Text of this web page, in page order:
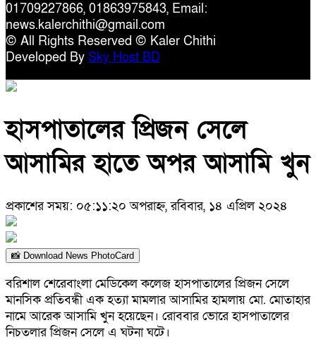
01709227866, 01863975843, Email:
news.kalerchithi@gmail.com
© All Rights Reserved © Kaler Chithi
Developed By Sky Host BD
হাসপাতালের প্রিজন সেলে
আসামির হাতে অপর আসামি খুন
প্রকাশের সময়: ০৫:১১:২০ অপরাহ্ন, রবিবার, ১৪ এপ্রিল ২০২৪
📸 Download News PhotoCard
বরিশাল শেরেবাংলা মেডিকেল কলেজ হাসপাতালের প্রিজন সেলে
মানসিক প্রতিবন্ধী এক হত্যা মামলার আসামির হামলায় মো. মোতাহার
নামে আরেক আসামি খুন হয়েছেন। রোববার ভোরে হাসপাতালের
নিচতলার প্রিজন সেলে এ ঘটনা ঘটে।